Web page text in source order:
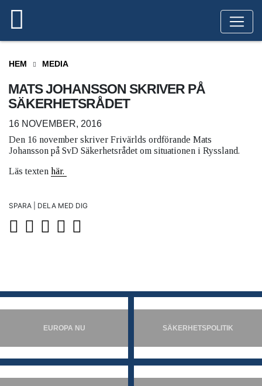
HEM MEDIA
MATS JOHANSSON SKRIVER PÅ
SÄKERHETSRÅDET
16 NOVEMBER, 2016
Den 16 november skriver Frivärlds ordförande Mats
Johansson på SvD Säkerhetsrådet om situationen i Ryssland.
Läs texten här.
SPARA | DELA MED DIG
EUROPA NU SÄKERHETSPOLITIK